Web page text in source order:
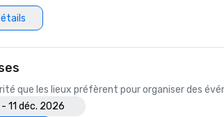
que les lieux préfèrent pour organiser des
11 déc. 2026